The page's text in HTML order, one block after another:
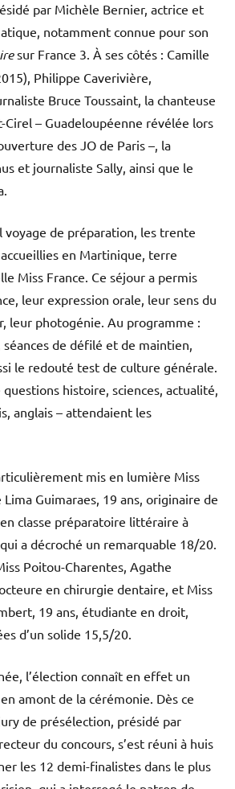
par Michèle Bernier, actrice et
notamment connue pour son
sur France 3. À ses côtés : Camille
Philippe Caverivière,
Bruce Toussaint, la chanteuse
Cirel – Guadeloupéenne révélée lors
des JO de Paris –, la
et journaliste Sally, ainsi que le
de préparation, les trente
en Martinique, terre
Miss France. Ce séjour a permis
leur expression orale, leur sens du
leur photogénie. Au programme :
séances de défilé et de maintien,
le redouté test de culture générale.
histoire, sciences, actualité,
anglais – attendaient les
mis en lumière Miss
Guimaraes, 19 ans, originaire de
classe préparatoire littéraire à
a décroché un remarquable 18/20.
Poitou-Charentes, Agathe
en chirurgie dentaire, et Miss
19 ans, étudiante en droit,
d’un solide 15,5/20.
l’élection connaît en effet un
amont de la cérémonie. Dès ce
de présélection, présidé par
du concours, s’est réuni à huis
les 12 demi-finalistes dans le plus